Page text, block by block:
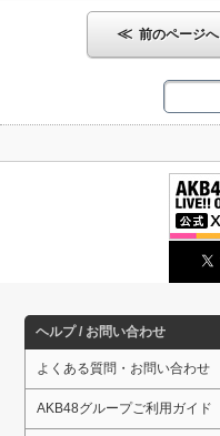
≪ 前のページへ
ヘルプ / お問い合わせ
よくある質問・お問い合わせ
AKB48グループご利用ガイド